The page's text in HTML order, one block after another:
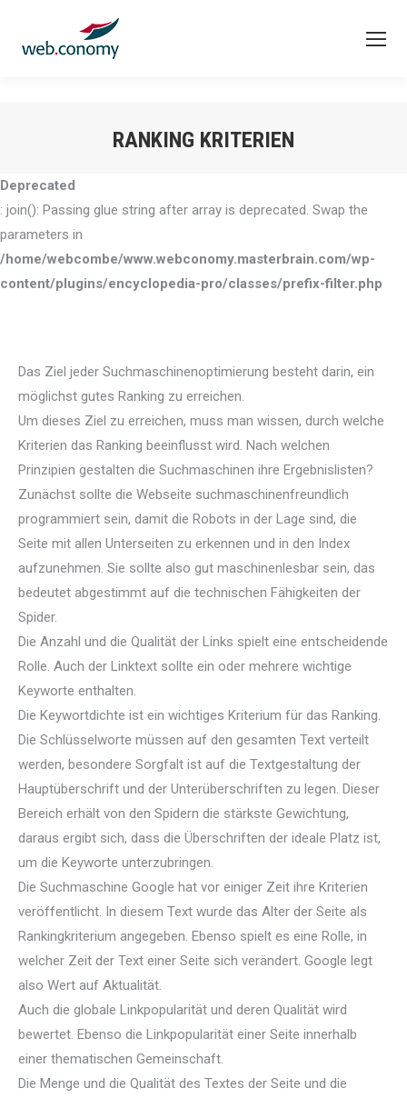
Deprecated
: join(): Passing glue string after array is deprecated. Swap the
parameters in
/home/webcombe/www.webconomy.masterbrain.com/wp-
content/plugins/encyclopedia-pro/classes/prefix-filter.php
RANKING KRITERIEN
Das Ziel jeder Suchmaschinenoptimierung besteht darin, ein
möglichst gutes Ranking zu erreichen.
Um dieses Ziel zu erreichen, muss man wissen, durch welche
Kriterien das Ranking beeinflusst wird. Nach welchen
Prinzipien gestalten die Suchmaschinen ihre Ergebnislisten?
Zunächst sollte die Webseite suchmaschinenfreundlich
programmiert sein, damit die Robots in der Lage sind, die
Seite mit allen Unterseiten zu erkennen und in den Index
aufzunehmen. Sie sollte also gut maschinenlesbar sein, das
bedeutet abgestimmt auf die technischen Fähigkeiten der
Spider.
Die Anzahl und die Qualität der Links spielt eine entscheidende
Rolle. Auch der Linktext sollte ein oder mehrere wichtige
Keyworte enthalten.
Die Keywortdichte ist ein wichtiges Kriterium für das Ranking.
Die Schlüsselworte müssen auf den gesamten Text verteilt
werden, besondere Sorgfalt ist auf die Textgestaltung der
Hauptüberschrift und der Unterüberschriften zu legen. Dieser
Bereich erhält von den Spidern die stärkste Gewichtung,
daraus ergibt sich, dass die Überschriften der ideale Platz ist,
um die Keyworte unterzubringen.
Die Suchmaschine Google hat vor einiger Zeit ihre Kriterien
veröffentlicht. In diesem Text wurde das Alter der Seite als
Rankingkriterium angegeben. Ebenso spielt es eine Rolle, in
welcher Zeit der Text einer Seite sich verändert. Google legt
also Wert auf Aktualität.
Auch die globale Linkpopularität und deren Qualität wird
bewertet. Ebenso die Linkpopularität einer Seite innerhalb
einer thematischen Gemeinschaft.
Die Menge und die Qualität des Textes der Seite und die